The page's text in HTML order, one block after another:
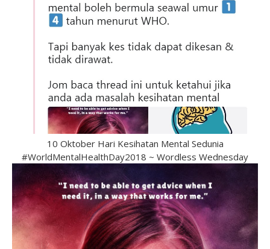
10 Oktober Hari Kesihatan Mental Sedunia
#WorldMentalHealthDay2018 ~ Wordless Wednesday